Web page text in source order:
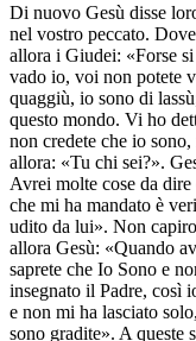
Di nuovo Gesù disse
nel vostro peccato.
allora i Giudei: «Forse
vado io, voi non potete
quaggiù, io sono di
questo mondo. Vi ho
non credete che io
allora: «Tu chi sei?».
Avrei molte cose da
che mi ha mandato è
udito da lui». Non
allora Gesù: «Quando
saprete che Io Sono e
insegnato il Padre, così
e non mi ha lasciato
sono gradite». A queste